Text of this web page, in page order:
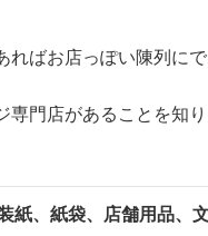
ばお店っぽい陳列に
門店があることを知
紙、紙袋、店舗用品、